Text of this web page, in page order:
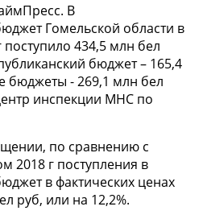
В
Гомельской области в
434,5 млн бел
бюджет – 165,4
бюджеты - 269,1 млн бел
инспекции МНС по
по сравнению с
2018 г поступления в
в фактических ценах
руб, или на 12,2%.